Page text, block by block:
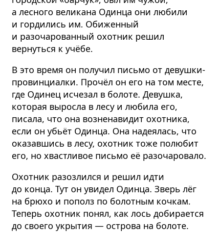
а лесного великана Одинца они любили
и гордились им. Обиженный
и разочарованный охотник решил
вернуться к учёбе.
В это время он получил письмо от девушки-
провинциалки. Прочёл он его на том месте,
где Одинец исчезал в болоте. Девушка,
которая выросла в лесу и любила его,
писала, что она возненавидит охотника,
если он убьёт Одинца. Она надеялась, что
оказавшись в лесу, охотник тоже полюбит
его, но хвастливое письмо её разочаровало.
Охотник разозлился и решил идти
до конца. Тут он увидел Одинца. Зверь лёг
на брюхо и пополз по болотным кочкам.
Теперь охотник понял, как лось добирается
до своего укрытия — острова на болоте.